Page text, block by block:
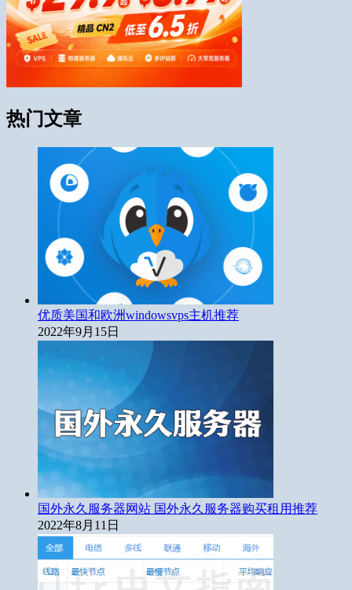
热门文章
优质美国和欧洲windowsvps主机推荐
2022年9月15日
国外永久服务器网站 国外永久服务器购买租用推荐
2022年8月11日